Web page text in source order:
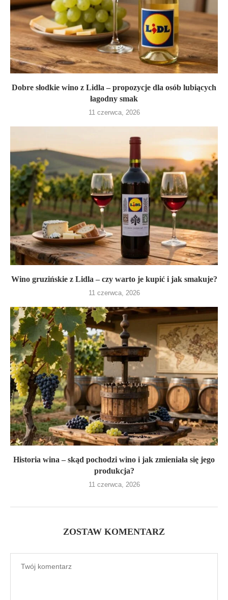
Dobre słodkie wino z Lidla – propozycje dla osób lubiących
łagodny smak
11 czerwca, 2026
Wino gruzińskie z Lidla – czy warto je kupić i jak smakuje?
11 czerwca, 2026
Historia wina – skąd pochodzi wino i jak zmieniała się jego
produkcja?
11 czerwca, 2026
ZOSTAW KOMENTARZ